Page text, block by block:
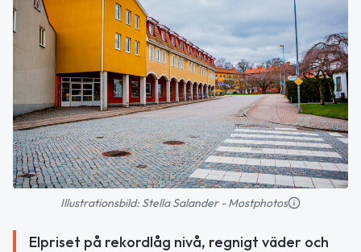
Illustrationsbild: Stella Salander - Mostphotos
Elpriset på rekordlåg nivå, regnigt väder och